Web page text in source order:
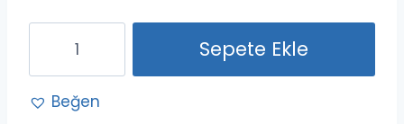
23,280.00₺
breezze
domestos
esansı
Sepete Ekle
Beğen